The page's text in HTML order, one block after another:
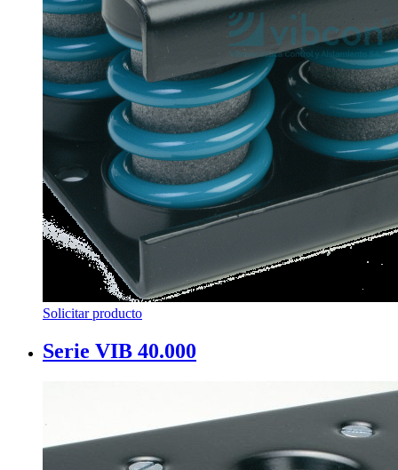
Solicitar producto
Serie VIB 40.000